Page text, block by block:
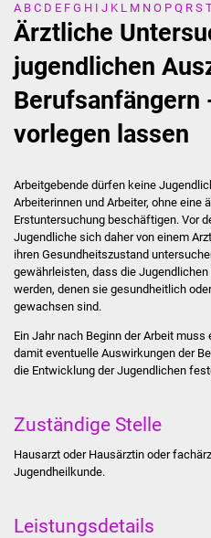
A B C D E F G H I J K L M N O P Q R S
Ärztliche
jugendlichen
Berufsanfängern
vorlegen lassen
Arbeitgebende dürfen keine
Arbeiterinnen und Arbeiter, ohne eine
Erstuntersuchung beschäftigen. Vor
Jugendliche sich daher von einem
ihren Gesundheitszustand
gewährleisten, dass die
werden, denen sie gesundheitlich
gewachsen sind.
Ein Jahr nach Beginn der Arbeit
damit eventuelle Auswirkungen der
die Entwicklung der Jugendlichen
Zuständige Stelle
Hausarzt oder Hausärztin oder
Jugendheilkunde.
Leistungsdetails